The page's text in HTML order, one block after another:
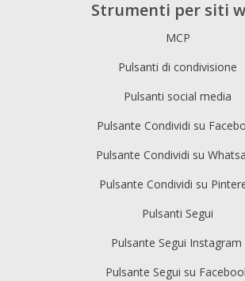
Strumenti per siti
MCP
Pulsanti di condivisione
Pulsanti social media
Pulsante Condividi su
Pulsante Condividi su
Pulsante Condividi su
Pulsanti Segui
Pulsante Segui Instagram
Pulsante Segui su